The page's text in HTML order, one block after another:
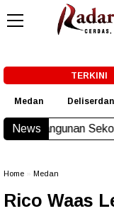
TERKINI
Medan
News Sekolah
Home Medan
Rico Waas